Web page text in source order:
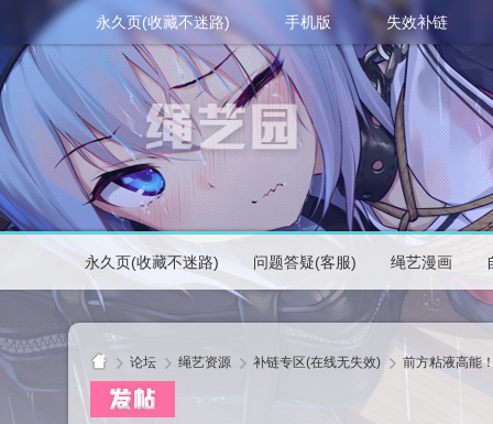
永久页(收藏不迷路) 手机版 失效补链
永久页(收藏不迷路) 问题答疑(客服) 绳艺漫画
论坛 绳艺资源 补链专区(在线无失效) 前方粘液高能